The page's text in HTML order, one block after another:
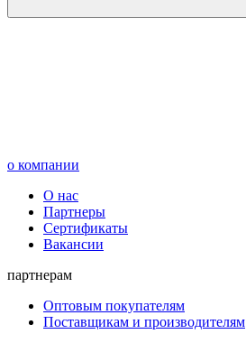
о компании
О нас
Партнеры
Сертификаты
Вакансии
партнерам
Оптовым покупателям
Поставщикам и производителям